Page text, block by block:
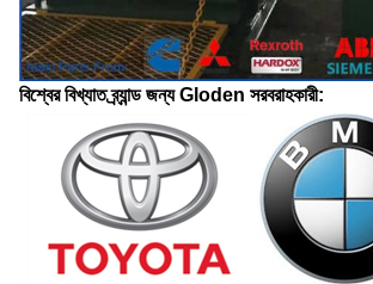
বিশ্বের বিখ্যাত ব্র্যান্ড জন্য Gloden সরবরাহকারী: